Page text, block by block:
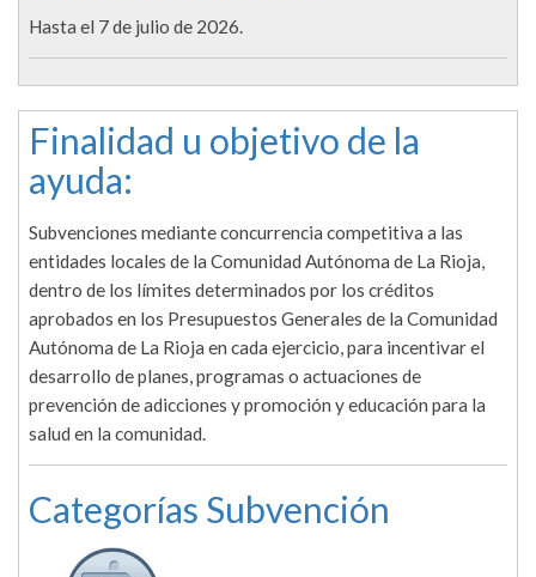
Hasta el 7 de julio de 2026.
Finalidad u objetivo de la
ayuda:
Subvenciones mediante concurrencia competitiva a las
entidades locales de la Comunidad Autónoma de La Rioja,
dentro de los límites determinados por los créditos
aprobados en los Presupuestos Generales de la Comunidad
Autónoma de La Rioja en cada ejercicio, para incentivar el
desarrollo de planes, programas o actuaciones de
prevención de adicciones y promoción y educación para la
salud en la comunidad.
Categorías Subvención